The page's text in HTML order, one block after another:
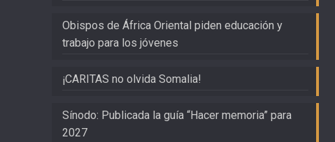
Obispos de África Oriental piden educación y
trabajo para los jóvenes
¡CARITAS no olvida Somalia!
Sínodo: Publicada la guía “Hacer memoria” para
2027